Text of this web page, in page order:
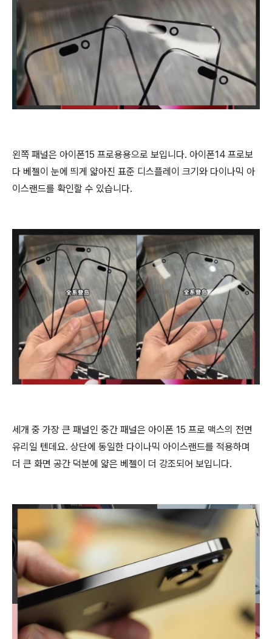
왼쪽 패널은 아이폰15 프로용용으로 보입니다. 아이폰14 프로보
다 베젤이 눈에 띄게 얇아진 표준 디스플레이 크기와 다이나믹 아
이스랜드를 확인할 수 있습니다.
세개 중 가장 큰 패널인 중간 패널은 아이폰 15 프로 맥스의 전면
유리일 텐데요. 상단에 동일한 다이나믹 아이스랜드를 적용하며
더 큰 화면 공간 덕분에 얇은 베젤이 더 강조되어 보입니다.